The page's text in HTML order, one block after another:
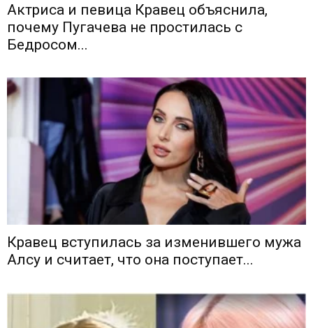
Актриса и певица Кравец объяснила,
почему Пугачева не простилась с
Бедросом...
Кравец вступилась за изменившего мужа
Алсу и считает, что она поступает...